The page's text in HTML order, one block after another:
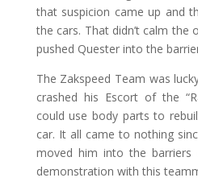
that suspicion came up and
the cars. That didn’t calm the
pushed Quester into the
The Zakspeed Team was
crashed his Escort of the
could use body parts to
car. It all came to nothing
moved him into the
demonstration with this